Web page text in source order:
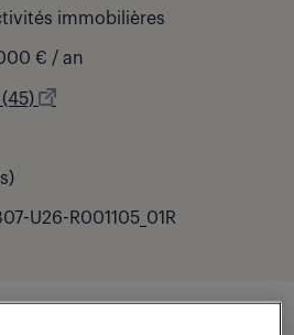
immobilières
€ / an
U26-R001105_01R